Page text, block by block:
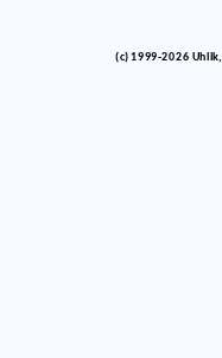
(c) 1999-2026 Uhlik,